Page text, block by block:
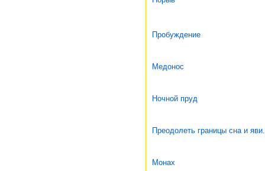
Пробуждение
Медонос
Ночной пруд
Преодолеть границы сна и
Монах